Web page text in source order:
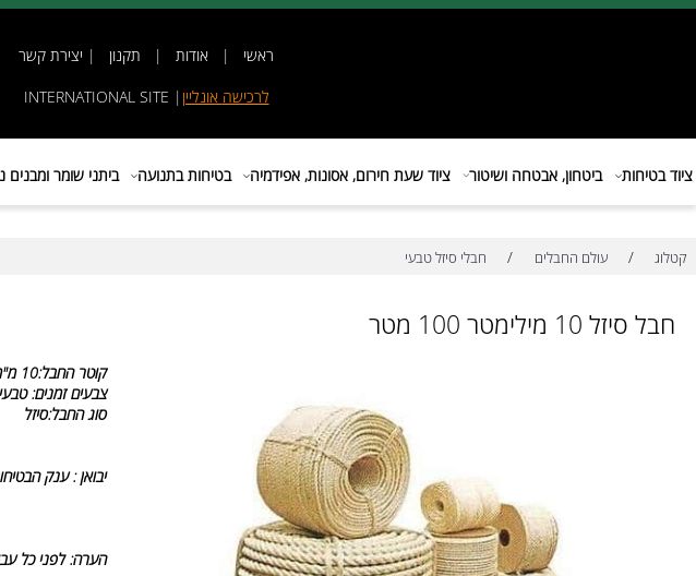
|אודות |תקנון |יצירת קשר
לרכישהאונליין|
INTERNATIONAL SITE
ביטחון, אבטחה ושיטור ציוד שעת חירום, אסונות, אפידמיה בטיחות בתנועה ביתני שומר ומבנים ניידים
עולם החבלים / חבלי סיזל טבעי
100 מטר
קוטר החבל:10 מ"מ
צבעים זמנים:טבעי